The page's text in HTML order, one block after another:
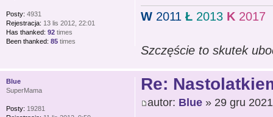
W2011 Ł2013 K2017
Szczęście to skutek
Posty: 4931
Rejestracja: 13 lis 2012, 22:01
Has thanked: 92 times
Been thanked: 85 times
Re:
autor: Blue» 29 gru
Blue
SuperMama
Posty: 19281